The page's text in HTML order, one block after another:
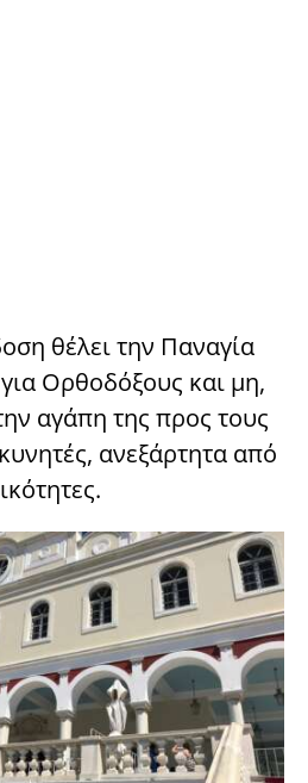
θέλει την Παναγία
Ορθοδόξους και μη,
αγάπη της προς τους
ανεξάρτητα από